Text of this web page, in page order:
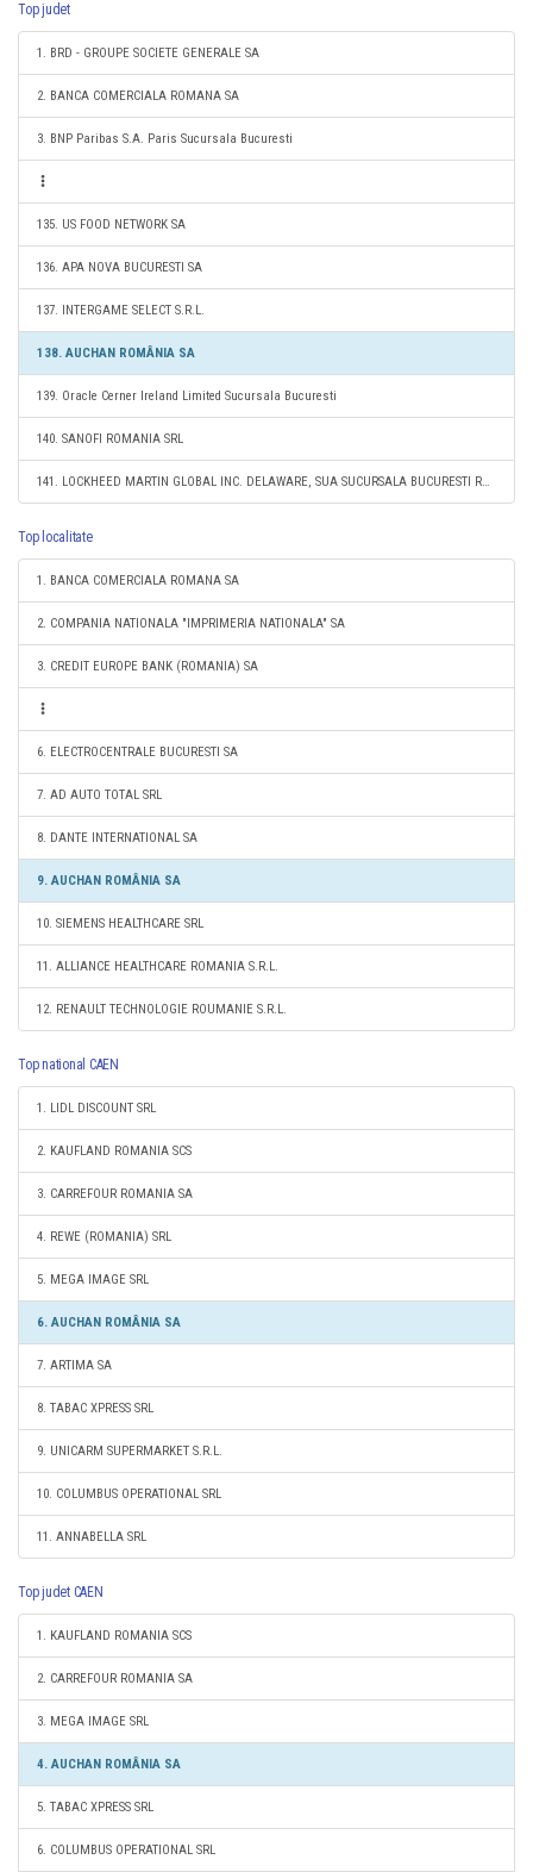
Top judet
1. BRD - GROUPE SOCIETE GENERALE SA
2. BANCA COMERCIALA ROMANA SA
3. BNP Paribas S.A. Paris Sucursala Bucuresti
135. US FOOD NETWORK SA
136. APA NOVA BUCURESTI SA
137. INTERGAME SELECT S.R.L.
138. AUCHAN ROMÂNIA SA
139. Oracle Cerner Ireland Limited Sucursala Bucuresti
140. SANOFI ROMANIA SRL
141. LOCKHEED MARTIN GLOBAL INC. DELAWARE, SUA SUCURSALA BUCURESTI ROMANIA
Top localitate
1. BANCA COMERCIALA ROMANA SA
2. COMPANIA NATIONALA "IMPRIMERIA NATIONALA" SA
3. CREDIT EUROPE BANK (ROMANIA) SA
6. ELECTROCENTRALE BUCURESTI SA
7. AD AUTO TOTAL SRL
8. DANTE INTERNATIONAL SA
9. AUCHAN ROMÂNIA SA
10. SIEMENS HEALTHCARE SRL
11. ALLIANCE HEALTHCARE ROMANIA S.R.L.
12. RENAULT TECHNOLOGIE ROUMANIE S.R.L.
Top national CAEN
1. LIDL DISCOUNT SRL
2. KAUFLAND ROMANIA SCS
3. CARREFOUR ROMANIA SA
4. REWE (ROMANIA) SRL
5. MEGA IMAGE SRL
6. AUCHAN ROMÂNIA SA
7. ARTIMA SA
8. TABAC XPRESS SRL
9. UNICARM SUPERMARKET S.R.L.
10. COLUMBUS OPERATIONAL SRL
11. ANNABELLA SRL
Top judet CAEN
1. KAUFLAND ROMANIA SCS
2. CARREFOUR ROMANIA SA
3. MEGA IMAGE SRL
4. AUCHAN ROMÂNIA SA
5. TABAC XPRESS SRL
6. COLUMBUS OPERATIONAL SRL